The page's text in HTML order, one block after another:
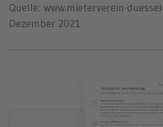
Quelle: www.mieterverein-
Dezember 2021